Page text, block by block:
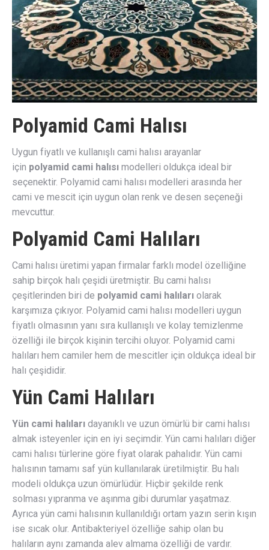
Polyamid Cami Halısı
Uygun fiyatlı ve kullanışlı cami halısı arayanlar
için polyamid cami halısı modelleri oldukça ideal bir
seçenektir. Polyamid cami halısı modelleri arasında her
cami ve mescit için uygun olan renk ve desen seçeneği
mevcuttur.
Polyamid Cami Halıları
Cami halısı üretimi yapan firmalar farklı model özelliğine
sahip birçok halı çeşidi üretmiştir. Bu cami halısı
çeşitlerinden biri de polyamid cami halıları olarak
karşımıza çıkıyor. Polyamid cami halısı modelleri uygun
fiyatlı olmasının yanı sıra kullanışlı ve kolay temizlenme
özelliği ile birçok kişinin tercihi oluyor. Polyamid cami
halıları hem camiler hem de mescitler için oldukça ideal bir
halı çeşididir.
Yün Cami Halıları
Yün cami halıları dayanıklı ve uzun ömürlü bir cami halısı
almak isteyenler için en iyi seçimdir. Yün cami halıları diğer
cami halısı türlerine göre fiyat olarak pahalıdır. Yün cami
halısının tamamı saf yün kullanılarak üretilmiştir. Bu halı
modeli oldukça uzun ömürlüdür. Hiçbir şekilde renk
solması yıpranma ve aşınma gibi durumlar yaşatmaz.
Ayrıca yün cami halısının kullanıldığı ortam yazın serin kışın
ise sıcak olur. Antibakteriyel özelliğe sahip olan bu
halıların aynı zamanda alev almama özelliği de vardır.